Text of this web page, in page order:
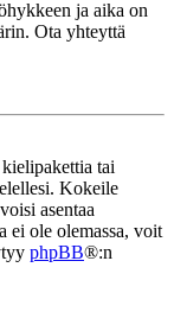
ja aika on
Ota yhteyttä
tai
Kokeile
asentaa
ei ole olemassa, voit
phpBB®:n